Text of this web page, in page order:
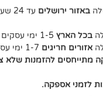
עד 24 שעות (לא כולל שבת
שלא צוין בהן זמן